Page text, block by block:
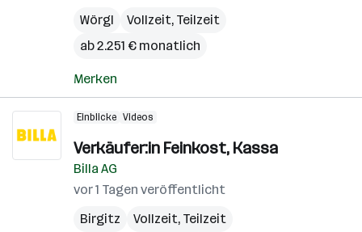
Wörgl
Vollzeit, Teilzeit
ab 2.251 € monatlich
Merken
Einblicke Videos
Verkäufer:in Feinkost, Kassa
Billa AG
vor 1 Tagen veröffentlicht
Birgitz
Vollzeit, Teilzeit